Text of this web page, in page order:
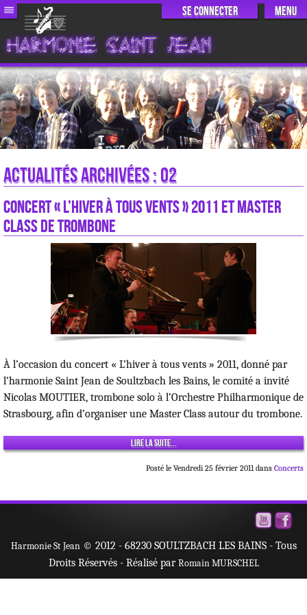
Se connecter Menu
HARMONIE SAINT JEAN
Actualités archivées : 02
Concert « l’hiver à tous vents » 2011 et Master
Class de trombone
À l’occasion du concert « L’hiver à tous vents » 2011, donné par
l’harmonie Saint Jean de Soultzbach les Bains, le comité a invité
Nicolas MOUTIER, trombone solo à l’Orchestre Philharmonique de
Strasbourg, afin d’organiser une Master Class autour du trombone.
Lire la suite...
Posté le Vendredi 25 février 2011 dans Concerts
Harmonie St Jean© 2012 - 68230 SOULTZBACH LES BAINS - Tous
Droits Réservés - Réalisé parRomain MURSCHEL